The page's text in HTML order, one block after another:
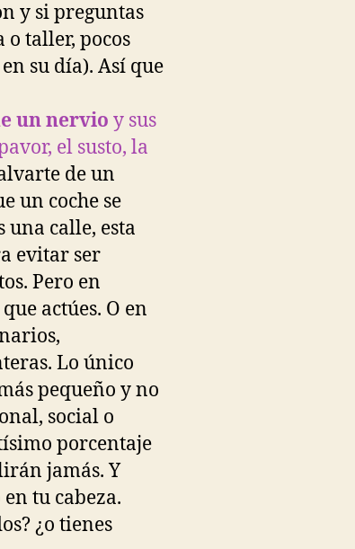
y si preguntas
taller, pocos
su día). Así que
un nervio y sus
el susto, la
de un
un coche se
calle, esta
evitar ser
Pero en
actúes. O en
Lo único
pequeño y no
social o
porcentaje
jamás. Y
tu cabeza.
¿o tienes